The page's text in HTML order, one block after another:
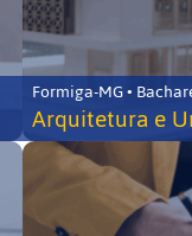
Formiga-MG •
Arquitetura e